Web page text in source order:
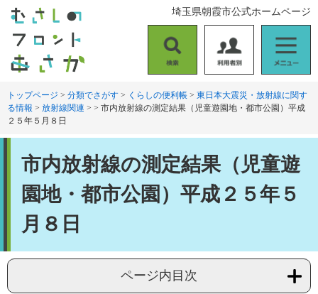
す
。
し
て
索
用
者
別
ニ
ュ
ー
埼玉県朝霞市公式ホームページ
トップページ > 分類でさがす > くらしの便利帳 > 東日本大震災・放射線に関す
る情報 > 放射線関連 > > 市内放射線の測定結果（児童遊園地・都市公園）平成
２５年５月８日
市内放射線の測定結果（児童遊
園地・都市公園）平成２５年５
月８日
ページ内目次